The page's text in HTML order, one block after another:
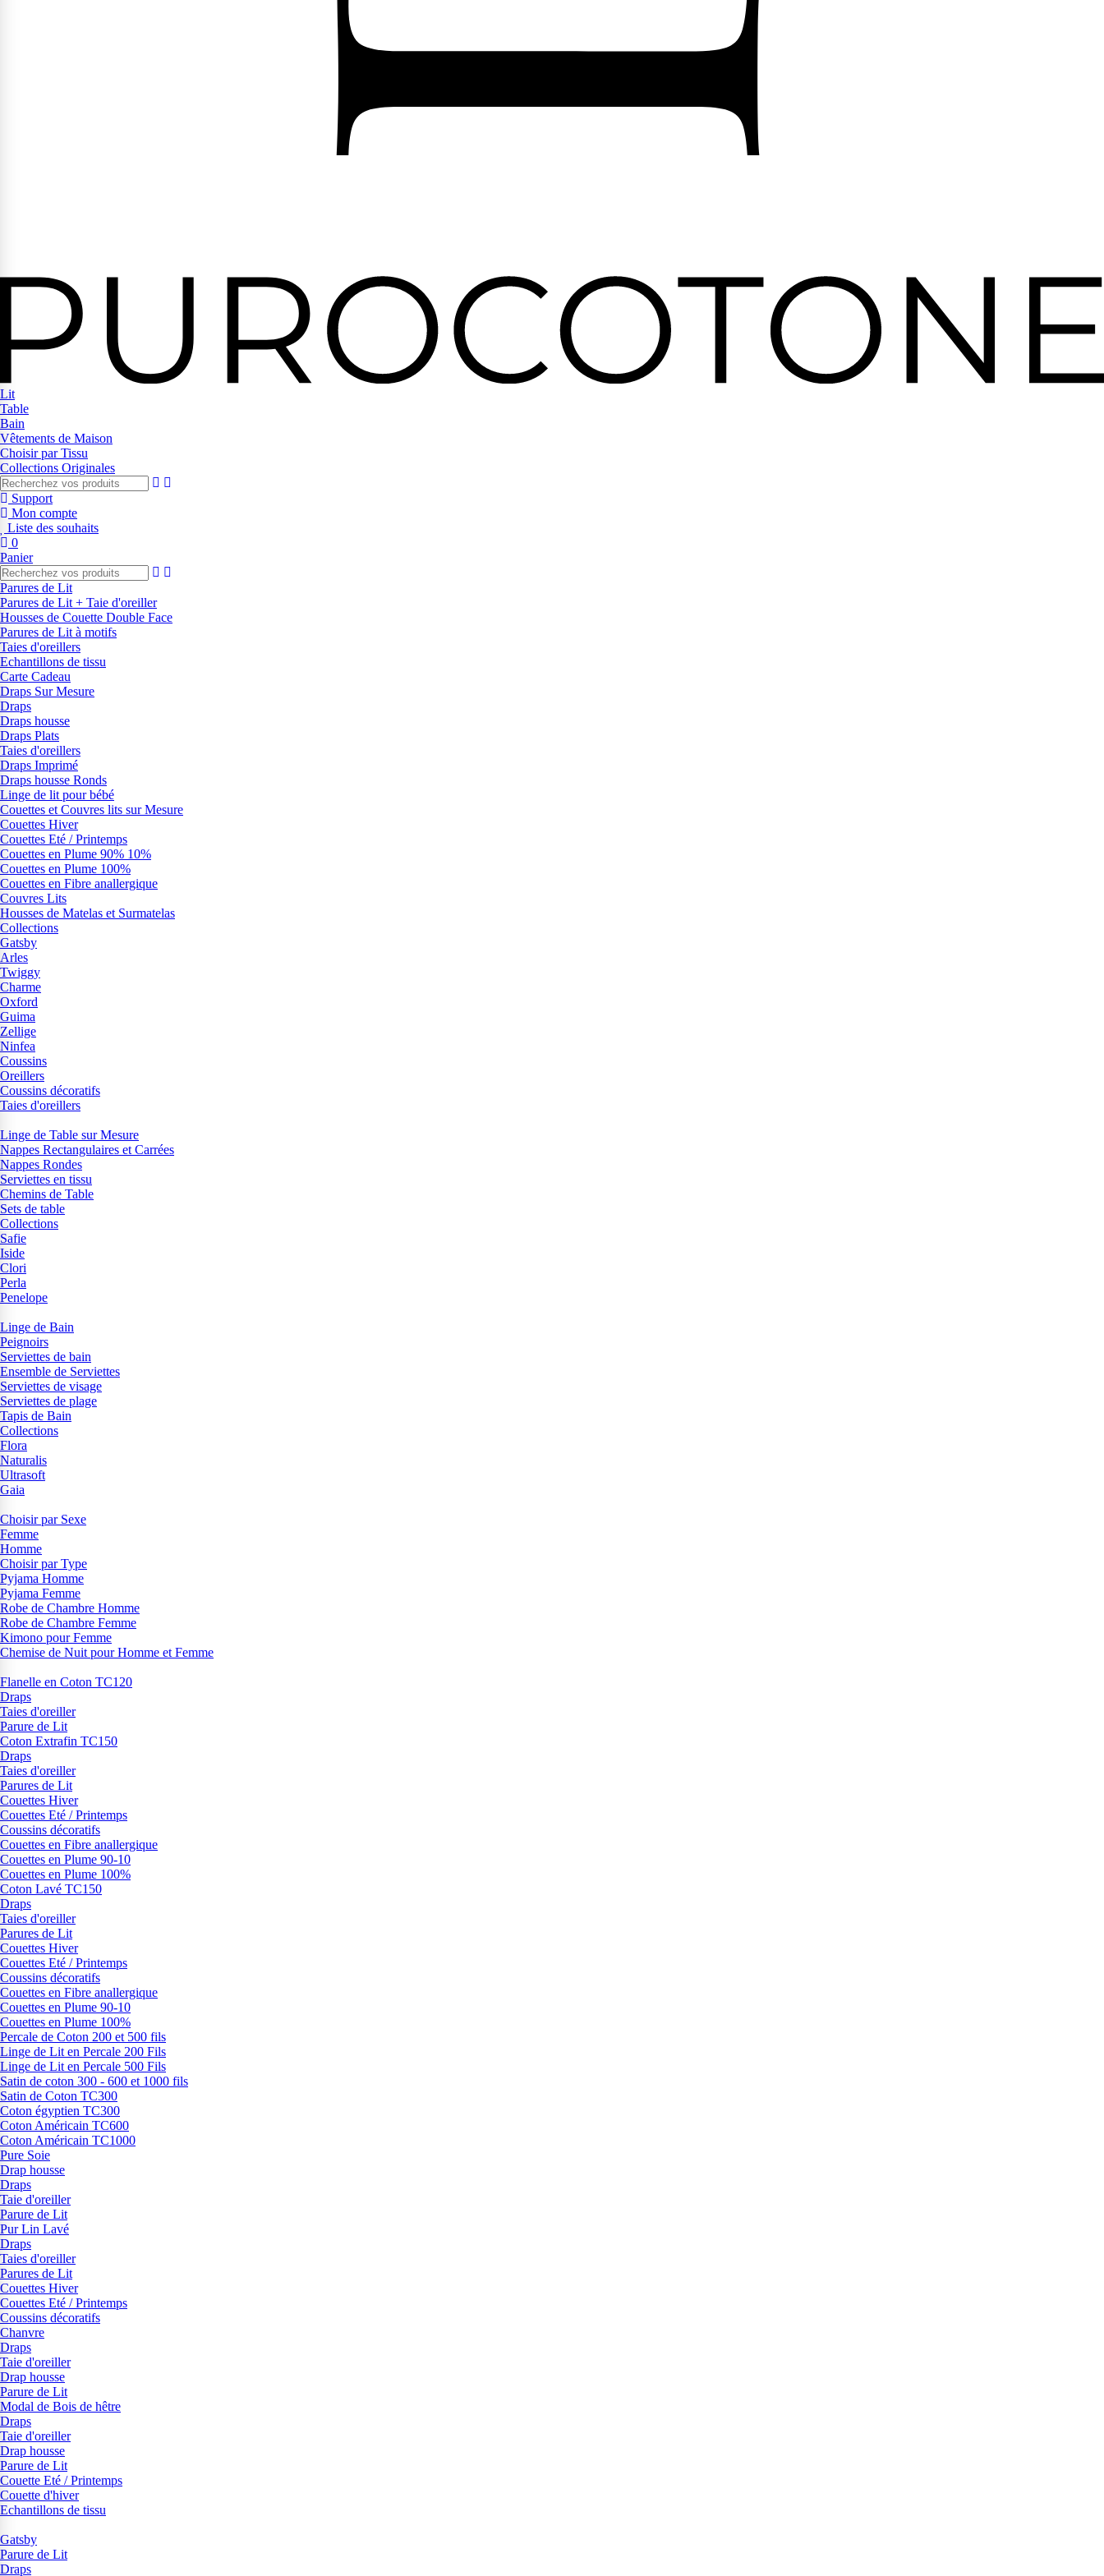
Lit
Table
Bain
Vêtements de Maison
Choisir par Tissu
Collections Originales
Support
Mon compte
Liste des souhaits
0
Panier
Parures de Lit
Parures de Lit + Taie d'oreiller
Housses de Couette Double Face
Parures de Lit à motifs
Taies d'oreillers
Echantillons de tissu
Carte Cadeau
Draps Sur Mesure
Draps
Draps housse
Draps Plats
Taies d'oreillers
Draps Imprimé
Draps housse Ronds
Linge de lit pour bébé
Couettes et Couvres lits sur Mesure
Couettes Hiver
Couettes Eté / Printemps
Couettes en Plume 90% 10%
Couettes en Plume 100%
Couettes en Fibre anallergique
Couvres Lits
Housses de Matelas et Surmatelas
Collections
Gatsby
Arles
Twiggy
Charme
Oxford
Guima
Zellige
Ninfea
Coussins
Oreillers
Coussins décoratifs
Taies d'oreillers
Linge de Table sur Mesure
Nappes Rectangulaires et Carrées
Nappes Rondes
Serviettes en tissu
Chemins de Table
Sets de table
Collections
Safie
Iside
Clori
Perla
Penelope
Linge de Bain
Peignoirs
Serviettes de bain
Ensemble de Serviettes
Serviettes de visage
Serviettes de plage
Tapis de Bain
Collections
Flora
Naturalis
Ultrasoft
Gaia
Choisir par Sexe
Femme
Homme
Choisir par Type
Pyjama Homme
Pyjama Femme
Robe de Chambre Homme
Robe de Chambre Femme
Kimono pour Femme
Chemise de Nuit pour Homme et Femme
Flanelle en Coton TC120
Draps
Taies d'oreiller
Parure de Lit
Coton Extrafin TC150
Draps
Taies d'oreiller
Parures de Lit
Couettes Hiver
Couettes Eté / Printemps
Coussins décoratifs
Couettes en Fibre anallergique
Couettes en Plume 90-10
Couettes en Plume 100%
Coton Lavé TC150
Draps
Taies d'oreiller
Parures de Lit
Couettes Hiver
Couettes Eté / Printemps
Coussins décoratifs
Couettes en Fibre anallergique
Couettes en Plume 90-10
Couettes en Plume 100%
Percale de Coton 200 et 500 fils
Linge de Lit en Percale 200 Fils
Linge de Lit en Percale 500 Fils
Satin de coton 300 - 600 et 1000 fils
Satin de Coton TC300
Coton égyptien TC300
Coton Américain TC600
Coton Américain TC1000
Pure Soie
Drap housse
Draps
Taie d'oreiller
Parure de Lit
Pur Lin Lavé
Draps
Taies d'oreiller
Parures de Lit
Couettes Hiver
Couettes Eté / Printemps
Coussins décoratifs
Chanvre
Draps
Taie d'oreiller
Drap housse
Parure de Lit
Modal de Bois de hêtre
Draps
Taie d'oreiller
Drap housse
Parure de Lit
Couette Eté / Printemps
Couette d'hiver
Echantillons de tissu
Gatsby
Parure de Lit
Draps